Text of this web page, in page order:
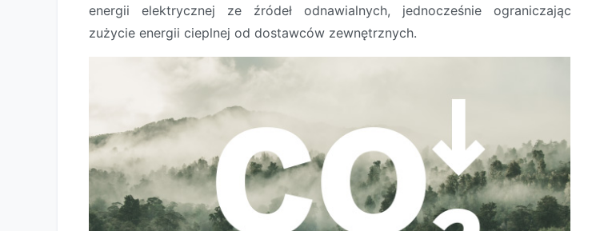
energii elektrycznej ze źródeł odnawialnych, jednocześnie ograniczając
zużycie energii cieplnej od dostawców zewnętrznych.